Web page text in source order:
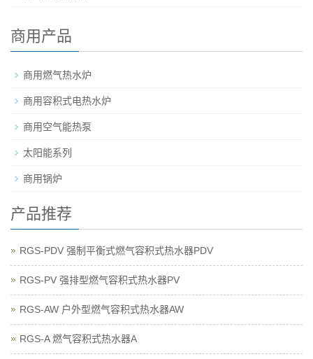
商用产品
商用燃气热水炉
商用容积式电热水炉
商用空气能热泵
太阳能系列
商用锅炉
产品推荐
RGS-PDV 强制平衡式燃气容积式热水器PDV
RGS-PV 强排型燃气容积式热水器PV
RGS-AW 户外型燃气容积式热水器AW
RGS-A 燃气容积式热水器A